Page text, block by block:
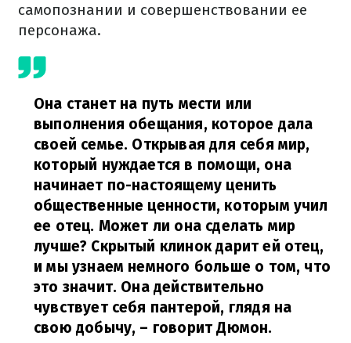
самопознании и совершенствовании ее
персонажа.
Она станет на путь мести или
выполнения обещания, которое дала
своей семье. Открывая для себя мир,
который нуждается в помощи, она
начинает по-настоящему ценить
общественные ценности, которым учил
ее отец. Может ли она сделать мир
лучше? Скрытый клинок дарит ей отец,
и мы узнаем немного больше о том, что
это значит. Она действительно
чувствует себя пантерой, глядя на
свою добычу, – говорит Дюмон.